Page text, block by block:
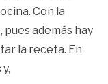
Con la
pues además hay
la receta. En